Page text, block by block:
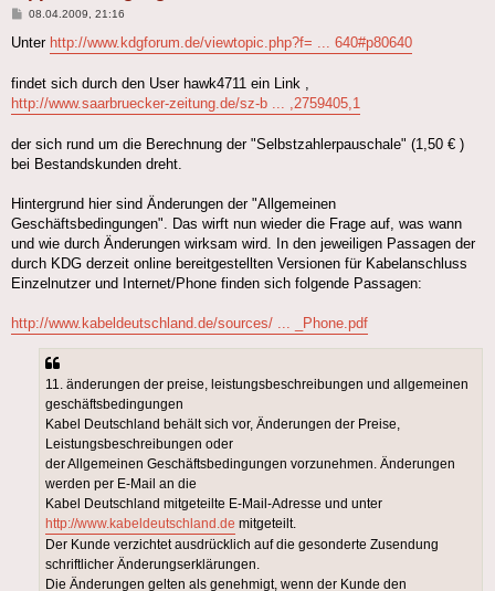
Beitrag
08.04.2009, 21:16
Unter http://www.kdgforum.de/viewtopic.php?f= ... 640#p80640
findet sich durch den User hawk4711 ein Link ,
http://www.saarbruecker-zeitung.de/sz-b ... ,2759405,1
der sich rund um die Berechnung der "Selbstzahlerpauschale" (1,50 € )
bei Bestandskunden dreht.
Hintergrund hier sind Änderungen der "Allgemeinen
Geschäftsbedingungen". Das wirft nun wieder die Frage auf, was wann
und wie durch Änderungen wirksam wird. In den jeweiligen Passagen der
durch KDG derzeit online bereitgestellten Versionen für Kabelanschluss
Einzelnutzer und Internet/Phone finden sich folgende Passagen:
http://www.kabeldeutschland.de/sources/ ... _Phone.pdf
11. änderungen der preise, leistungsbeschreibungen und allgemeinen
geschäftsbedingungen
Kabel Deutschland behält sich vor, Änderungen der Preise,
Leistungsbeschreibungen oder
der Allgemeinen Geschäftsbedingungen vorzunehmen. Änderungen
werden per E-Mail an die
Kabel Deutschland mitgeteilte E-Mail-Adresse und unter
http://www.kabeldeutschland.de mitgeteilt.
Der Kunde verzichtet ausdrücklich auf die gesonderte Zusendung
schriftlicher Änderungserklärungen.
Die Änderungen gelten als genehmigt, wenn der Kunde den